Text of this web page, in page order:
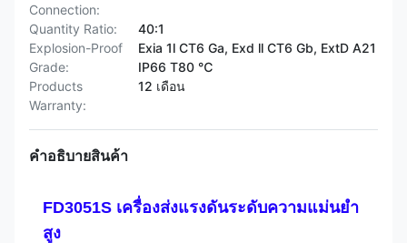
Connection:
Quantity Ratio:
40:1
Explosion-Proof
Grade:
Exia 1l CT6 Ga, Exd ll CT6 Gb, ExtD A21
IP66 T80 ℃
Products
Warranty:
12 เดือน
คําอธิบายสินค้า
FD3051S เครื่องส่งแรงดันระดับความแม่นยํา
สูง